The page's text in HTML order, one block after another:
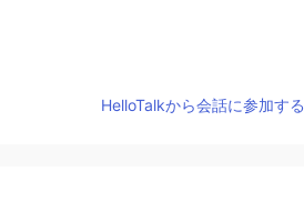
HelloTalkから会話に参加する